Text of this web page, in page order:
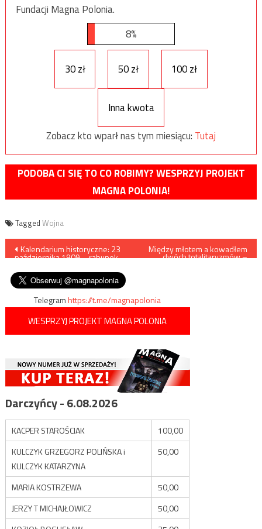
Fundacji Magna Polonia.
8%
30 zł 50 zł 100 zł
Inna kwota
Zobacz kto wparł nas tym miesiącu: Tutaj
PODOBA CI SIĘ TO CO ROBIMY? WESPRZYJ PROJEKT
MAGNA POLONIA!
Tagged Wojna
Nawigacja
wpisu
Kalendarium historyczne: 23
października 1909 – rabunek
Między młotem a kowadłem
dwóch totalitaryzmów –
Telegramhttps://t.me/magnapolonia
WESPRZYJ PROJEKT MAGNA POLONIA
Darczyńcy - 6.08.2026
KACPER STAROŚCIAK
100,00
KULCZYK GRZEGORZ POLIŃSKA i
KULCZYK KATARZYNA
50,00
MARIA KOSTRZEWA
50,00
JERZY T MICHAJŁOWICZ
50,00